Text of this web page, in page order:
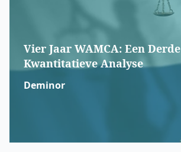
Vier Jaar WAMCA: Een Derde
Kwantitatieve Analyse
Deminor